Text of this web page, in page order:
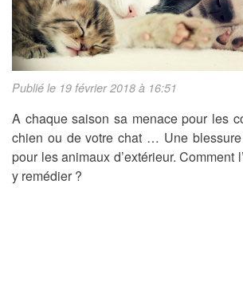
Publié le 19 février 2018 à 16:51
A chaque saison sa menace pour les
chien ou de votre chat … Une
pour les animaux d’extérieur. Comment
y remédier ?